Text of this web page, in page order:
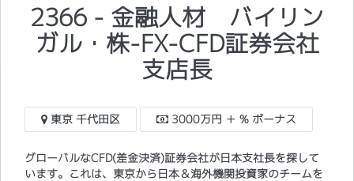
2366 - 金融人材 バイリン
ガル・株-FX-CFD証券会社
支店長
東京 千代田区 3000万円 ＋ % ボーナス
グローバルなCFD(差金決済)証券会社が日本支社長を探して
います。これは、東京から日本＆海外機関投資家のチームを